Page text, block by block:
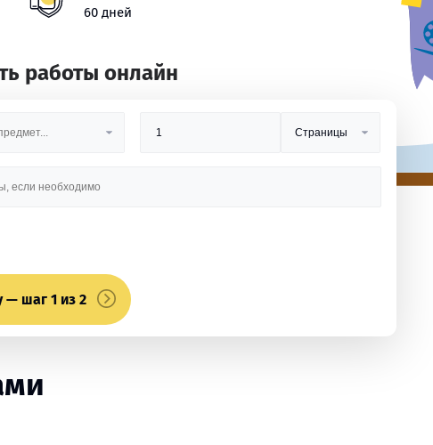
60 дней
работы онлайн
— шаг 1 из 2